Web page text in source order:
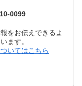
0099
をお伝えできるよ
ます。
いてはこちら